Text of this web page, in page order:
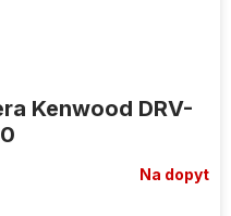
Kenwood DRV-
Na dopyt